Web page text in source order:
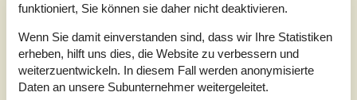
7 Übernachtungen
Ab EUR 627,-
funktioniert, Sie können sie daher nicht deaktivieren.
Wenn Sie damit einverstanden sind, dass wir Ihre Statistiken
erheben, hilft uns dies, die Website zu verbessern und
weiterzuentwickeln. In diesem Fall werden anonymisierte
Daten an unsere Subunternehmer weitergeleitet.